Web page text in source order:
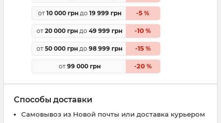
от 10 000 грндо 19 999 грн -5 %
от 20 000 грн до 49 999 грн -10 %
от 50 000 грн до 98 999 грн -15%
от 99 000 грн -20%
Способы доставки
Самовывоз из Новой почты или доставка курьером